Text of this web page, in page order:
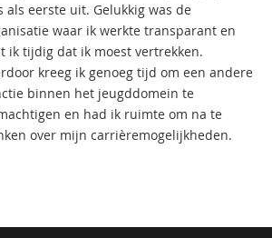
als eerste uit. Gelukkig was de
waar ik werkte transparant en
ik tijdig dat ik moest vertrekken.
kreeg ik genoeg tijd om een andere
binnen het jeugddomein te
en had ik ruimte om na te
over mijn carrièremogelijkheden.